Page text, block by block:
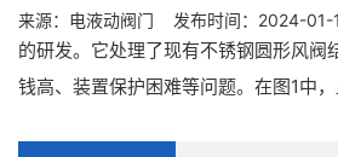
来源： 电液动阀门 发布时间：2024-01-
的研发。它处理了现有不锈钢圆形风阀
钱高、装置保护困难等问题。在图1中